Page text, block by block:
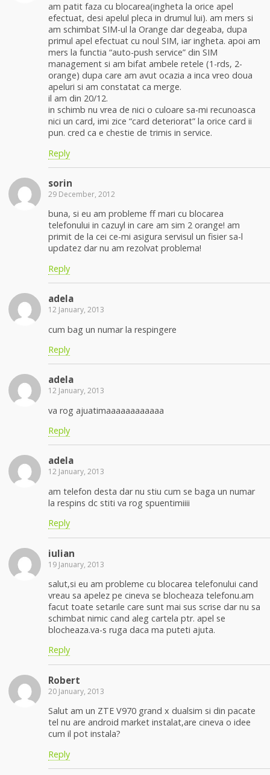
am patit faza cu blocarea(ingheta la orice apel
efectuat, desi apelul pleca in drumul lui). am mers si
am schimbat SIM-ul la Orange dar degeaba, dupa
primul apel efectuat cu noul SIM, iar ingheta. apoi am
mers la functia “auto-push service” din SIM
management si am bifat ambele retele (1-rds, 2-
orange) dupa care am avut ocazia a inca vreo doua
apeluri si am constatat ca merge.
il am din 20/12.
in schimb nu vrea de nici o culoare sa-mi recunoasca
nici un card, imi zice “card deteriorat” la orice card ii
pun. cred ca e chestie de trimis in service.
Reply
sorin
29 December, 2012
buna, si eu am probleme ff mari cu blocarea
telefonului in cazuyl in care am sim 2 orange! am
primit de la cei ce-mi asigura servisul un fisier sa-l
updatez dar nu am rezolvat problema!
Reply
adela
12 January, 2013
cum bag un numar la respingere
Reply
adela
12 January, 2013
va rog ajuatimaaaaaaaaaaaa
Reply
adela
12 January, 2013
am telefon desta dar nu stiu cum se baga un numar
la respins dc stiti va rog spuentimiiii
Reply
iulian
19 January, 2013
salut,si eu am probleme cu blocarea telefonului cand
vreau sa apelez pe cineva se blocheaza telefonu.am
facut toate setarile care sunt mai sus scrise dar nu sa
schimbat nimic cand aleg cartela ptr. apel se
blocheaza.va-s ruga daca ma puteti ajuta.
Reply
Robert
20 January, 2013
Salut am un ZTE V970 grand x dualsim si din pacate
tel nu are android market instalat,are cineva o idee
cum il pot instala?
Reply